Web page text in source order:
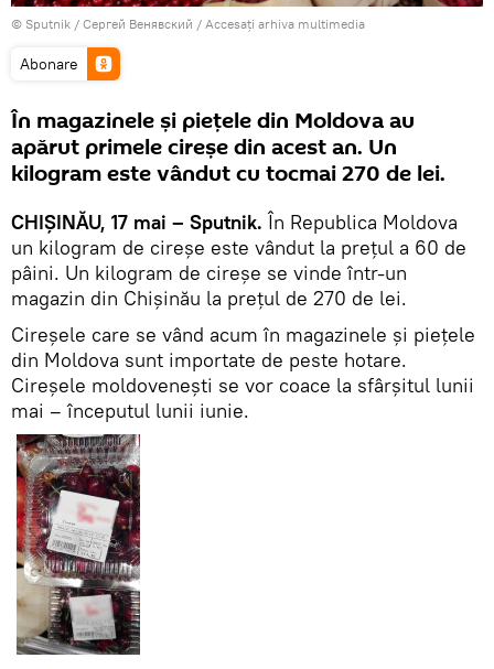
© Sputnik / Сергей Венявский / Accesați arhiva multimedia
Abonare
În magazinele și piețele din Moldova au
apărut primele cireșe din acest an. Un
kilogram este vândut cu tocmai 270 de lei.
CHIȘINĂU, 17 mai – Sputnik. În Republica Moldova
un kilogram de cireșe este vândut la prețul a 60 de
pâini. Un kilogram de cireșe se vinde într-un
magazin din Chișinău la prețul de 270 de lei.
Cireșele care se vând acum în magazinele și piețele
din Moldova sunt importate de peste hotare.
Cireșele moldovenești se vor coace la sfârșitul lunii
mai – începutul lunii iunie.